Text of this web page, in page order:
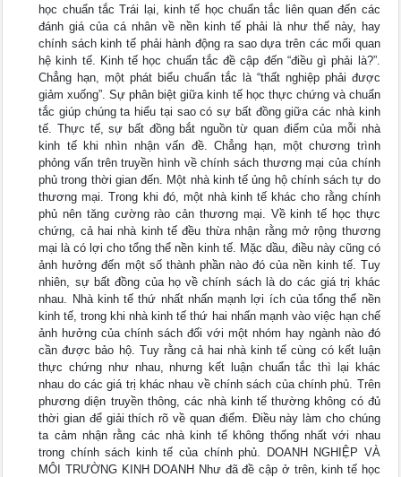
học chuẩn tắc Trái lại, kinh tế học chuẩn tắc liên quan đến các
đánh giá của cá nhân về nền kinh tế phải là như thế này, hay
chính sách kinh tế phải hành động ra sao dựa trên các mối quan
hệ kinh tế. Kinh tế học chuẩn tắc đề cập đến “điều gì phải là?”.
Chẳng hạn, một phát biểu chuẩn tắc là “thất nghiệp phải được
giảm xuống”. Sự phân biệt giữa kinh tế học thực chứng và chuẩn
tắc giúp chúng ta hiểu tại sao có sự bất đồng giữa các nhà kinh
tế. Thực tế, sự bất đồng bắt nguồn từ quan điểm của mỗi nhà
kinh tế khi nhìn nhận vấn đề. Chẳng hạn, một chương trình
phỏng vấn trên truyền hình về chính sách thương mại của chính
phủ trong thời gian đến. Một nhà kinh tế ủng hộ chính sách tự do
thương mại. Trong khi đó, một nhà kinh tế khác cho rằng chính
phủ nên tăng cường rào cản thương mại. Về kinh tế học thực
chứng, cả hai nhà kinh tế đều thừa nhận rằng mở rộng thương
mại là có lợi cho tổng thể nền kinh tế. Mặc dầu, điều này cũng có
ảnh hưởng đến một số thành phần nào đó của nền kinh tế. Tuy
nhiên, sự bất đồng của họ về chính sách là do các giá trị khác
nhau. Nhà kinh tế thứ nhất nhấn mạnh lợi ích của tổng thể nền
kinh tế, trong khi nhà kinh tế thứ hai nhấn mạnh vào việc hạn chế
ảnh hưởng của chính sách đối với một nhóm hay ngành nào đó
cần được bảo hộ. Tuy rằng cả hai nhà kinh tế cùng có kết luận
thực chứng như nhau, nhưng kết luận chuẩn tắc thì lại khác
nhau do các giá trị khác nhau về chính sách của chính phủ. Trên
phương diện truyền thông, các nhà kinh tế thường không có đủ
thời gian để giải thích rõ về quan điểm. Điều này làm cho chúng
ta cảm nhận rằng các nhà kinh tế không thống nhất với nhau
trong chính sách kinh tế của chính phủ. DOANH NGHIỆP VÀ
MÔI TRƯỜNG KINH DOANH Như đã đề cập ở trên, kinh tế học